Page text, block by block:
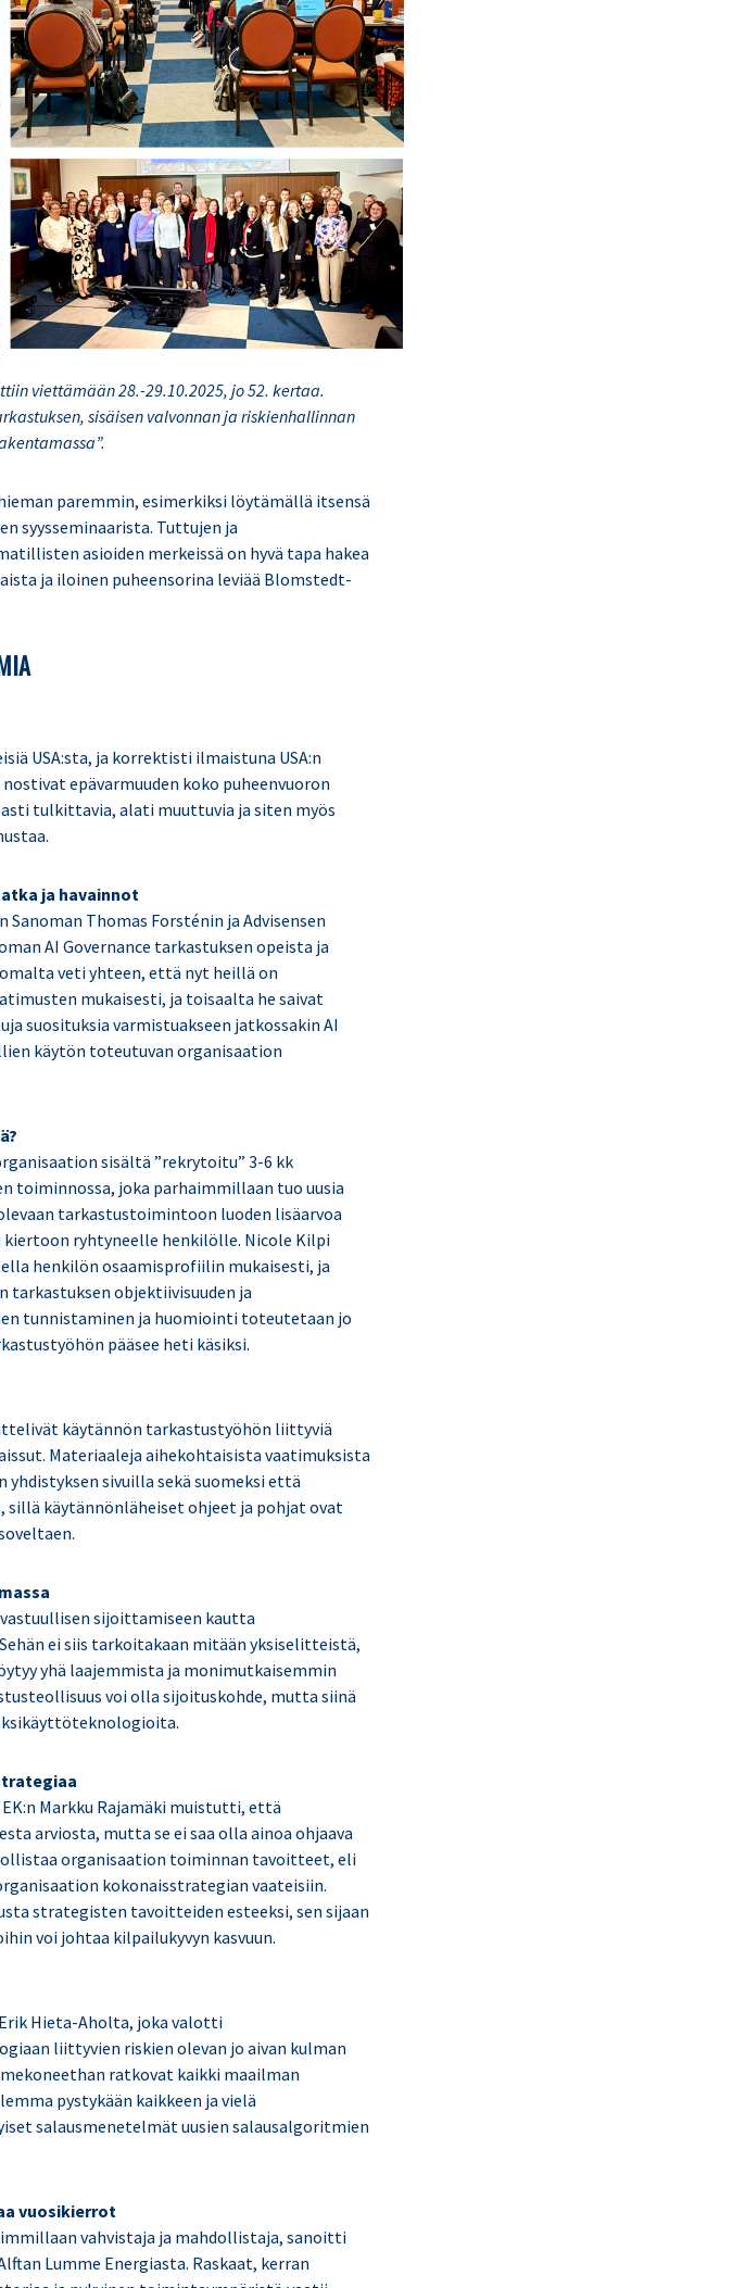
viettämään 28.-29.10.2025, jo 52. kertaa.
sisäisen valvonnan ja riskienhallinnan
paremmin, esimerkiksi löytämällä itsensä
syysseminaarista. Tuttujen ja
asioiden merkeissä on hyvä tapa hakea
ja iloinen puheensorina leviää Blomstedt-
USA:sta, ja korrektisti ilmaistuna USA:n
epävarmuuden koko puheenvuoron
tulkittavia, alati muuttuvia ja siten myös
ja havainnot
Thomas Forsténin ja Advisensen
AI Governance tarkastuksen opeista ja
veti yhteen, että nyt heillä on
mukaisesti, ja toisaalta he saivat
suosituksia varmistuakseen jatkossakin AI
käytön toteutuvan organisaation
sisältä ”rekrytoitu” 3-6 kk
toiminnossa, joka parhaimmillaan tuo uusia
tarkastustoimintoon luoden lisäarvoa
ryhtyneelle henkilölle. Nicole Kilpi
henkilön osaamisprofiilin mukaisesti, ja
tarkastuksen objektiivisuuden ja
tunnistaminen ja huomiointi toteutetaan jo
pääsee heti käsiksi.
käytännön tarkastustyöhön liittyviä
Materiaaleja aihekohtaisista vaatimuksista
sivuilla sekä suomeksi että
käytännönläheiset ohjeet ja pohjat ovat
sijoittamiseen kautta
ei siis tarkoitakaan mitään yksiselitteistä,
yhä laajemmista ja monimutkaisemmin
voi olla sijoituskohde, mutta siinä
Markku Rajamäki muistutti, että
arviosta, mutta se ei saa olla ainoa ohjaava
organisaation toiminnan tavoitteet, eli
kokonaisstrategian vaateisiin.
strategisten tavoitteiden esteeksi, sen sijaan
voi johtaa kilpailukyvyn kasvuun.
Hieta-Aholta, joka valotti
liittyvien riskien olevan jo aivan kulman
ratkovat kaikki maailman
pystykään kaikkeen ja vielä
salausmenetelmät uusien salausalgoritmien
vuosikierrot
vahvistaja ja mahdollistaja, sanoitti
Lumme Energiasta. Raskaat, kerran